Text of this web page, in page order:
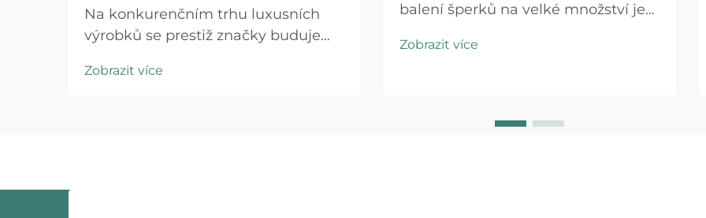
Na konkurenčním trhu luxusních
výrobků se prestiž značky buduje
každému kontaktu s klientem a
Zobrazit více
balení šperků na velké množství je
ovlivnit pověst vaší značky, provozní
Zobrazit více